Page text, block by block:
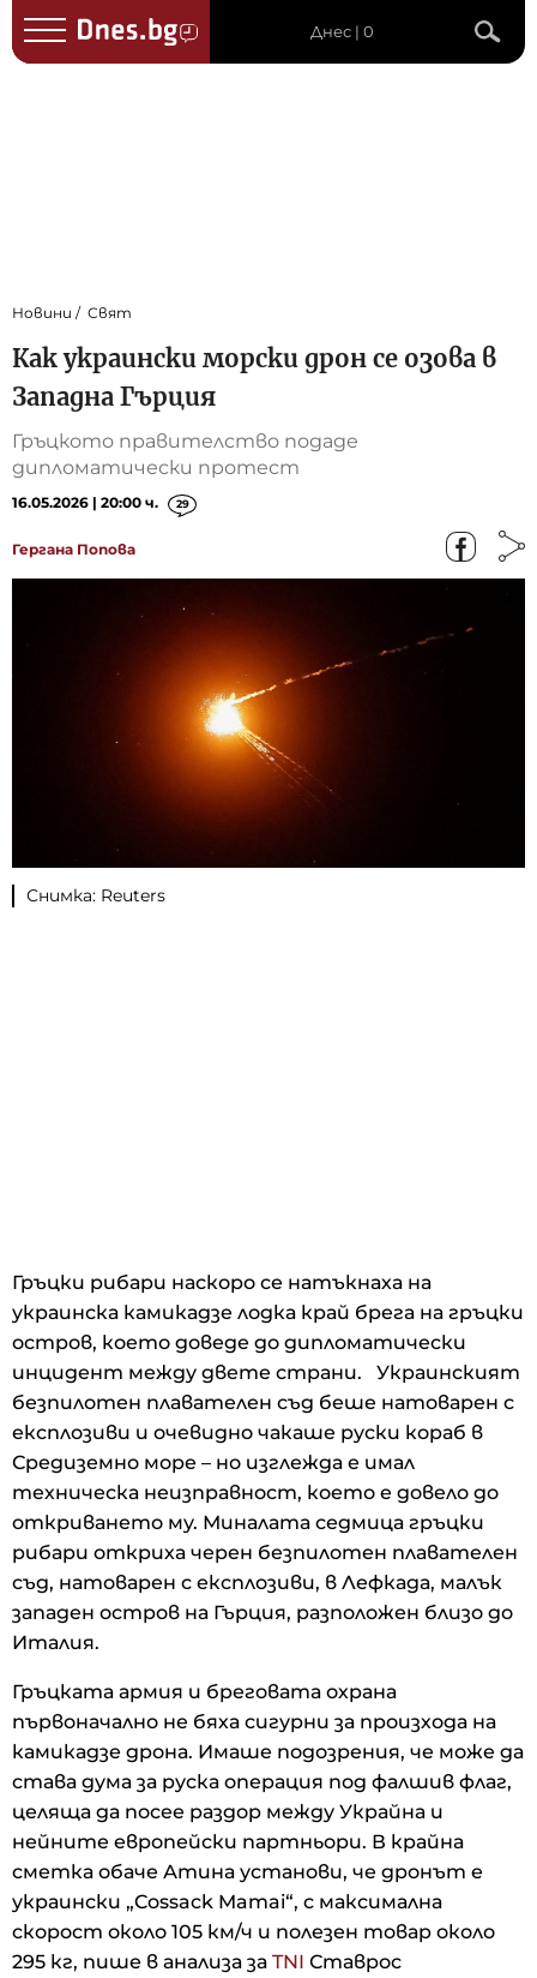
Днес | 0
Новини Свят
Как украински морски дрон се озова в
Западна Гърция
Гръцкото правителство подаде
дипломатически протест
16.05.2026 | 20:00 ч. 29
Гергана Попова
Снимка: Reuters
Гръцки рибари наскоро се натъкнаха на
украинска камикадзе лодка край брега на гръцки
остров, което доведе до дипломатически
инцидент между двете страни. Украинският
безпилотен плавателен съд беше натоварен с
експлозиви и очевидно чакаше руски кораб в
Средиземно море – но изглежда е имал
техническа неизправност, което е довело до
откриването му. Миналата седмица гръцки
рибари откриха черен безпилотен плавателен
съд, натоварен с експлозиви, в Лефкада, малък
западен остров на Гърция, разположен близо до
Италия.
Гръцката армия и бреговата охрана
първоначално не бяха сигурни за произхода на
камикадзе дрона. Имаше подозрения, че може да
става дума за руска операция под фалшив флаг,
целяща да посее раздор между Украйна и
нейните европейски партньори. В крайна
сметка обаче Атина установи, че дронът е
украински „Cossack Mamai“, с максимална
скорост около 105 км/ч и полезен товар около
295 кг, пише в анализа за TNI Ставрос